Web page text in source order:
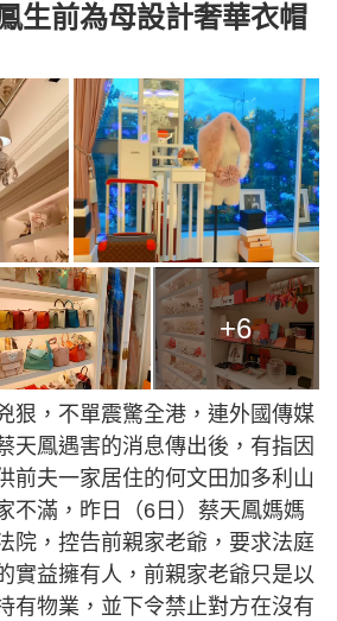
生前為母設計奢華衣帽
+6
狠，不單震驚全港，連外國傳媒
天鳳遇害的消息傳出後，有指因
前夫一家居住的何文田加多利山
不滿，昨日（6日）蔡天鳳媽媽
院，控告前親家老爺，要求法庭
實益擁有人，前親家老爺只是以
有物業，並下令禁止對方在沒有